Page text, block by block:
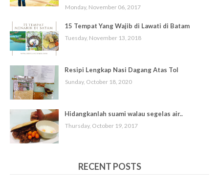
Monday, November 06, 2017
15 Tempat Yang Wajib di Lawati di Batam
Tuesday, November 13, 2018
Resipi Lengkap Nasi Dagang Atas Tol
Sunday, October 18, 2020
Hidangkanlah suami walau segelas air..
Thursday, October 19, 2017
RECENT POSTS